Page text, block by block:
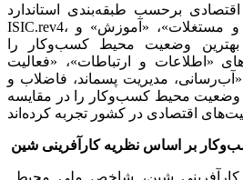
برحسب طبقه‌بندی استاندارد
ISIC.rev4، رشته فعالیت‌های «املاک و مستغلات»، «آموزش» و
بهترین وضعیت محیط کسب‌وکار را
«اطلاعات و ارتباطات»، «فعالیت
مدیریت پسماند، فاضلاب و
وضعیت محیط کسب‌وکار را در مقایسه
بر اساس نظریه کارآفرینی شین